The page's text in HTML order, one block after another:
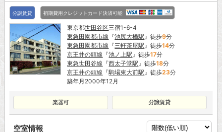
分譲賃貸 初期費用クレジットカード決済可能
東京都世田谷区三宿1-6-4
東急田園都市線 『池尻大橋駅 』徒歩9分
東急田園都市線 『三軒茶屋駅 』徒歩14分
京王井の頭線 『池ノ上駅 』徒歩17分
東急世田谷線 『西太子堂駅 』徒歩18分
京王井の頭線 『駒場東大前駅 』徒歩23分
築年月2000年12月
楽器可 分譲賃貸
空室情報